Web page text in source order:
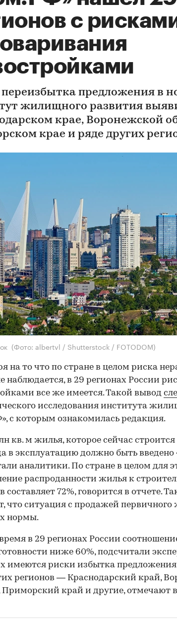
с
предложения в
жилищного развития
крае, Воронежской
крае и ряде других
(Фото: albertvl / Shutterstock / FOTODOM)
на то что по стране в целом риска
наблюдается, в 29 регионах России
все же имеется. Такой вывод
исследования института
с которым ознакомилась редакция.
кв. м жилья, которое сейчас
в эксплуатацию должно быть введено
аналитики. По стране в целом для
распроданности жилья к
составляет 72%, говорится в отчете.
что ситуация с продажей первичного
нормы.
в 29 регионах России
ниже 60%, подсчитали
имеются риски избытка предложения
регионов — Краснодарский край,
Приморский край и другие, отмечают